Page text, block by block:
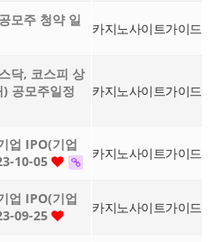
모주 청약 일
카지노사이트가이드
닥, 코스피 상
공모주일정
카지노사이트가이드
업 IPO(기업
10-05
카지노사이트가이드
업 IPO(기업
09-25
카지노사이트가이드